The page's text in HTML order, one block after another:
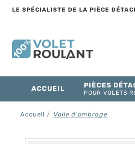
LE SPÉCIALISTE DE LA PIÈCE
ACCUEIL PIÈCES
POUR VOLETS
Accueil Voile d'ombrage